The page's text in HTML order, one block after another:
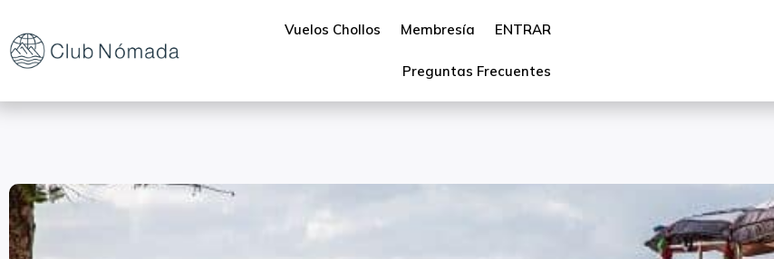
Vuelos Chollos Membresía ENTRAR
Preguntas Frecuentes